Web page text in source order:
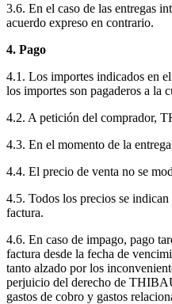
3.6. En el caso de las entregas
acuerdo expreso en contrario.
4. Pago
4.1. Los importes indicados en
los importes son pagaderos a
4.2. A petición del comprador,
4.3. En el momento de la
4.4. El precio de venta no se
4.5. Todos los precios se
factura.
4.6. En caso de impago, pago
factura desde la fecha de
tanto alzado por los
perjuicio del derecho de
gastos de cobro y gastos